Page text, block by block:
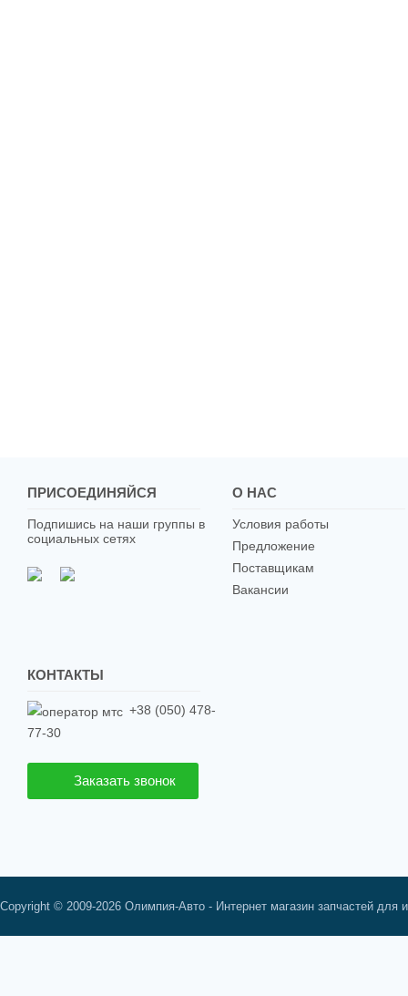
ПРИСОЕДИНЯЙСЯ
Подпишись на наши группы в
социальных сетях
О НАС
Условия работы
Предложение
Поставщикам
Вакансии
КОНТАКТЫ
+38 (050) 478-
77-30
Заказать звонок
Copyright © 2009-2026 Олимпия-Авто - Интернет магазин запчастей для